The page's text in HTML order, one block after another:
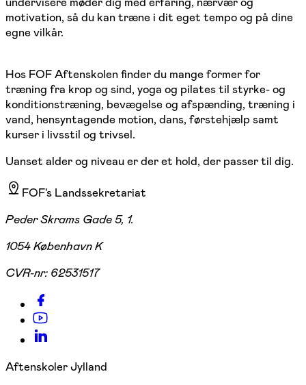
motivation, så du kan træne i dit eget tempo og på dine
egne vilkår.
Hos FOF Aftenskolen finder du mange former for
træning fra krop og sind, yoga og pilates til styrke- og
konditionstræning, bevægelse og afspænding, træning i
vand, hensyntagende motion, dans, førstehjælp samt
kurser i livsstil og trivsel.
Uanset alder og niveau er der et hold, der passer til dig.
FOF's Landssekretariat
Peder Skrams Gade 5, 1.
1054 København K
CVR-nr: 62531517
Aftenskoler Jylland